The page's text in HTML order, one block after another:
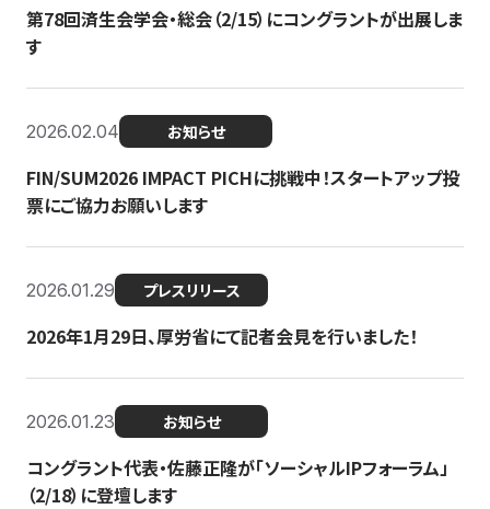
第78回済生会学会・総会（2/15）にコングラントが出展しま
す
2026.02.04 お知らせ
FIN/SUM2026 IMPACT PICHに挑戦中！スタートアップ投
票にご協力お願いします
2026.01.29 プレスリリース
2026年1月29日、厚労省にて記者会見を行いました！
2026.01.23 お知らせ
コングラント代表・佐藤正隆が「ソーシャルIPフォーラム」
（2/18）に登壇します